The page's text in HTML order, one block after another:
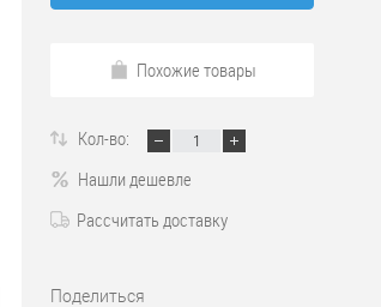
Похожие товары
Кол-во:
Нашли дешевле
Рассчитать доставку
Поделиться